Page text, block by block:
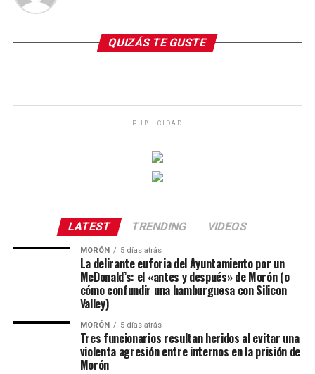
QUIZÁS TE GUSTE
PUBLICIDAD
LATEST TRENDING VIDEOS
MORÓN 5 días atrás
La delirante euforia del Ayuntamiento por un
McDonald’s: el «antes y después» de Morón (o
cómo confundir una hamburguesa con Silicon
Valley)
MORÓN 5 días atrás
Tres funcionarios resultan heridos al evitar una
violenta agresión entre internos en la prisión de
Morón